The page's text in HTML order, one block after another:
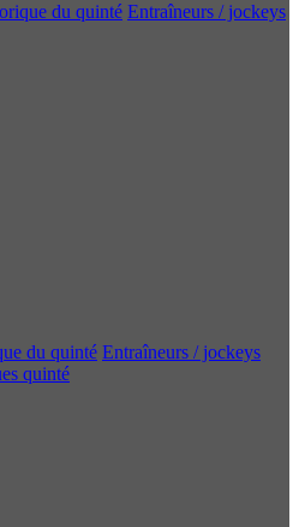
du quinté Entraîneurs / jockeys
du quinté Entraîneurs / jockeys
quinté